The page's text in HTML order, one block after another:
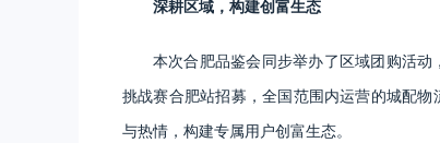
深耕区域，构建创富生态
本次合肥品鉴会同步举办了区域团购活
挑战赛合肥站招募，全国范围内运营的城配
与热情，构建专属用户创富生态。